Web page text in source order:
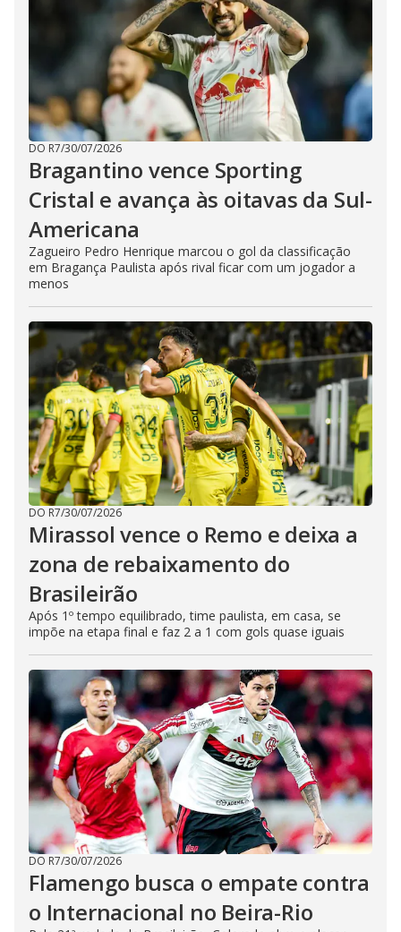
DO R7/30/07/2026
Bragantino vence Sporting
Cristal e avança às oitavas da Sul-
Americana
Zagueiro Pedro Henrique marcou o gol da classificação
em Bragança Paulista após rival ficar com um jogador a
menos
DO R7/30/07/2026
Mirassol vence o Remo e deixa a
zona de rebaixamento do
Brasileirão
Após 1º tempo equilibrado, time paulista, em casa, se
impõe na etapa final e faz 2 a 1 com gols quase iguais
DO R7/30/07/2026
Flamengo busca o empate contra
o Internacional no Beira-Rio